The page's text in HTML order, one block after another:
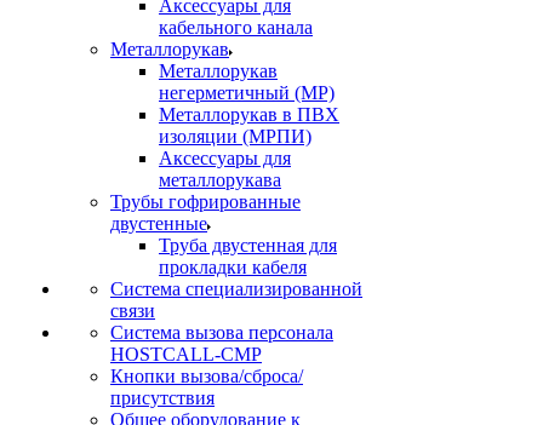
Аксессуары для
кабельного канала
Металлорукав
Металлорукав
негерметичный (МР)
Металлорукав в ПВХ
изоляции (МРПИ)
Аксессуары для
металлорукава
Трубы гофрированные
двустенные
Труба двустенная для
прокладки кабеля
Система специализированной
связи
Cистема вызова персонала
HOSTCALL-CMP
Кнопки вызова/сброса/
присутствия
Общее оборудование к